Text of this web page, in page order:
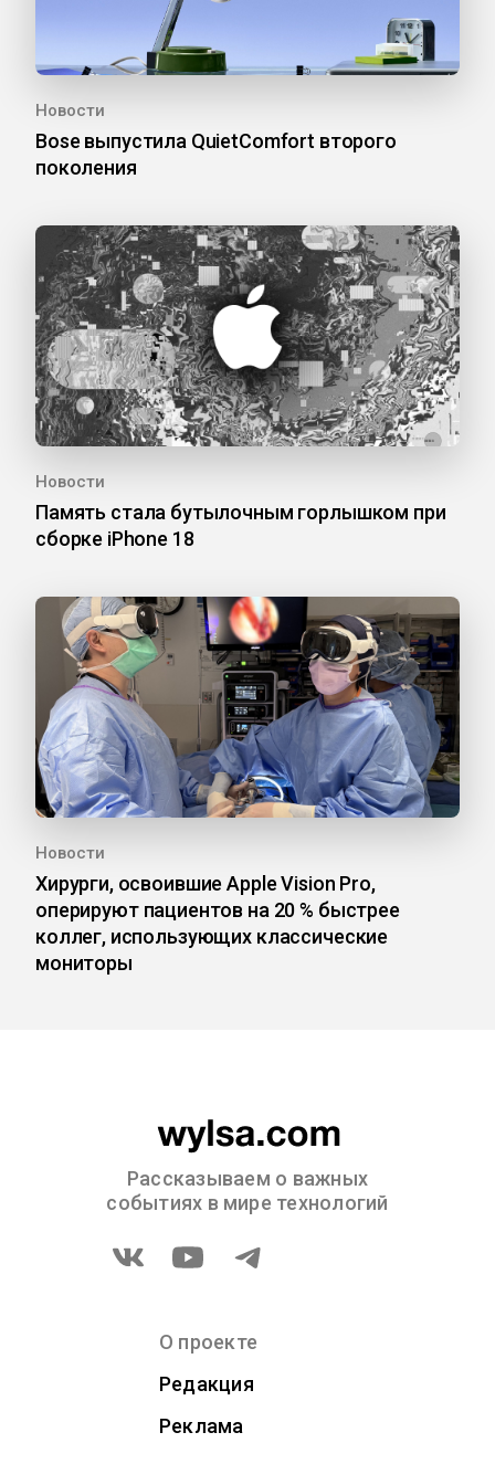
Новости
Bose выпустила QuietComfort второго
поколения
Новости
Память стала бутылочным горлышком при
сборке iPhone 18
Новости
Хирурги, освоившие Apple Vision Pro,
оперируют пациентов на 20 % быстрее
коллег, использующих классические
мониторы
Рассказываем о важных
событиях в мире технологий
О проекте
Редакция
Реклама